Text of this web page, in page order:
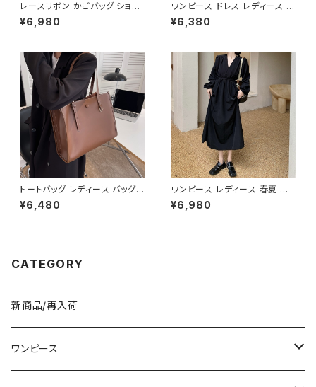
レースリボン かごバッグ ショル
ダーバッグ レディース 韓国風
春夏 ナチュラルスタイル リゾー
¥6,980
ワンピース ドレス レディース 春
夏 秋冬 春 夏 秋 冬 黒 タイトワ
ンピース タイトドレス 長袖 ワン
韓国 タイトワンピース ミモレド
レス ひざ丈ワンピース ラメ シン
プル オープンショルダー カット
ショルダー ワンピースドレス 韓
国ファッション OL カジュアル
オフィスカジュアル 結婚式 パー
ティー ブラック お呼ばれ シンプ
ル 10代 20代 30代 40代 C-O
SS0076
¥6,380
トートバッグ レディース バッグ
春夏 秋冬 春 夏 秋 冬 黒 白 バ
ッグ ハンドバッグ 肩掛け かばん
ク デート 通勤バッグ オフィスカ
フィス カジュアル OL 上品 大人
53
¥6,480
ワンピース レディース 春夏 秋
冬 春 夏 秋 冬 長袖 黒ワンピー
ス カシュクールワンピース ミデ
40代 K-O0010
¥6,980
CATEGORY
新商品/再入荷
ワンピース